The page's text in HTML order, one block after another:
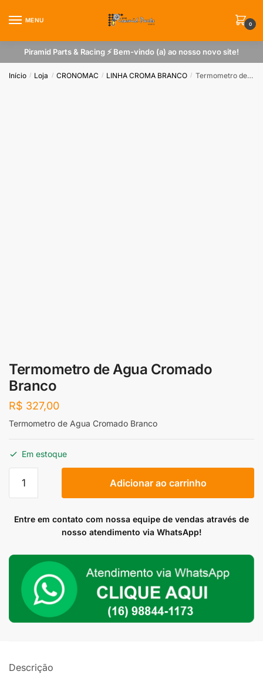
MENU
0
Piramid Parts & Racing ⚡ Bem-vindo (a) ao nosso novo site!
Início / Loja / CRONOMAC / LINHA CROMA BRANCO / Termometro de Agua Cromado Branco
Termometro de Agua Cromado
Branco
R$ 327,00
Termometro de Agua Cromado Branco
Em estoque
Cromado
Adicionar ao carrinho
Entre em contato com nossa equipe de vendas através de
nosso atendimento via WhatsApp!
Descrição